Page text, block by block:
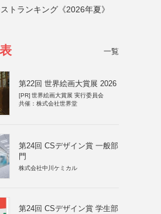
トランキング《2026年夏》
一覧
第22回 世界絵画大賞展 2026
[PR] 世界絵画大賞展 実行委員会
共催：株式会社世界堂
第24回 CSデザイン賞 一般部
門
株式会社中川ケミカル
第24回 CSデザイン賞 学生部